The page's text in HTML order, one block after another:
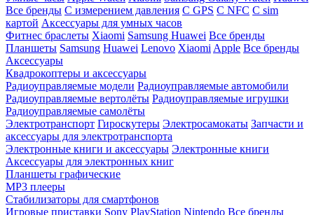
Все бренды C измерением давления C GPS C NFC C sim
картой Аксессуары для умных часов
Фитнес браслеты Xiaomi Samsung Huawei Все бренды
Планшеты Samsung Huawei Lenovo Xiaomi Apple Все бренды
Аксессуары
Квадрокоптеры и аксессуары
Радиоуправляемые модели Радиоуправляемые автомобили
Радиоуправляемые вертолёты Радиоуправляемые игрушки
Радиоуправляемые самолёты
Электротранспорт Гироскутеры Электросамокаты Запчасти и
аксессуары для электротранспорта
Электронные книги и аксессуары Электронные книги
Аксессуары для электронных книг
Планшеты графические
MP3 плееры
Стабилизаторы для смартфонов
Игровые приставки Sony PlayStation Nintendo Все бренды